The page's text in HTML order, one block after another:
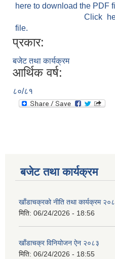
here to download the PDF
Click
file.
प्रकार:
बजेट तथा कार्यक्रम
आर्थिक वर्ष:
८०/८१
बजेट तथा कार्यक्रम
खाँडाचक्रको नीति तथा कार्यक्रम
मिति: 06/24/2026 - 18:56
खाँडाचक्र विनियोजन ऐन २०८३
मिति: 06/24/2026 - 18:55